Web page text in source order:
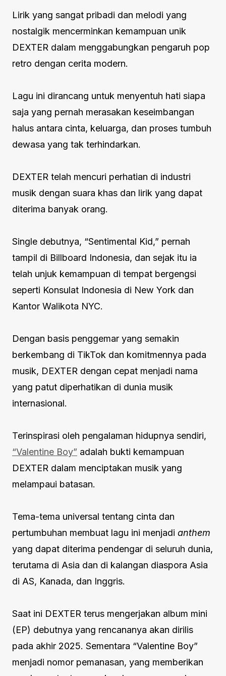
Lirik yang sangat pribadi dan melodi yang
nostalgik mencerminkan kemampuan unik
DEXTER dalam menggabungkan pengaruh pop
retro dengan cerita modern.
Lagu ini dirancang untuk menyentuh hati siapa
saja yang pernah merasakan keseimbangan
halus antara cinta, keluarga, dan proses tumbuh
dewasa yang tak terhindarkan.
DEXTER telah mencuri perhatian di industri
musik dengan suara khas dan lirik yang dapat
diterima banyak orang.
Single debutnya, “Sentimental Kid,” pernah
tampil di Billboard Indonesia, dan sejak itu ia
telah unjuk kemampuan di tempat bergengsi
seperti Konsulat Indonesia di New York dan
Kantor Walikota NYC.
Dengan basis penggemar yang semakin
berkembang di TikTok dan komitmennya pada
musik, DEXTER dengan cepat menjadi nama
yang patut diperhatikan di dunia musik
internasional.
Terinspirasi oleh pengalaman hidupnya sendiri,
“Valentine Boy” adalah bukti kemampuan
DEXTER dalam menciptakan musik yang
melampaui batasan.
Tema-tema universal tentang cinta dan
pertumbuhan membuat lagu ini menjadi anthem
yang dapat diterima pendengar di seluruh dunia,
terutama di Asia dan di kalangan diaspora Asia
di AS, Kanada, dan Inggris.
Saat ini DEXTER terus mengerjakan album mini
(EP) debutnya yang rencananya akan dirilis
pada akhir 2025. Sementara “Valentine Boy”
menjadi nomor pemanasan, yang memberikan